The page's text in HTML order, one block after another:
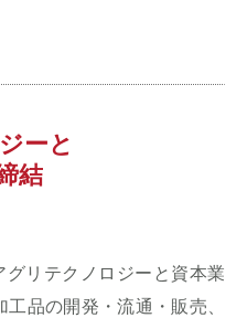
ーと
結
リテクノロジーと資本業
品の開発・流通・販売、